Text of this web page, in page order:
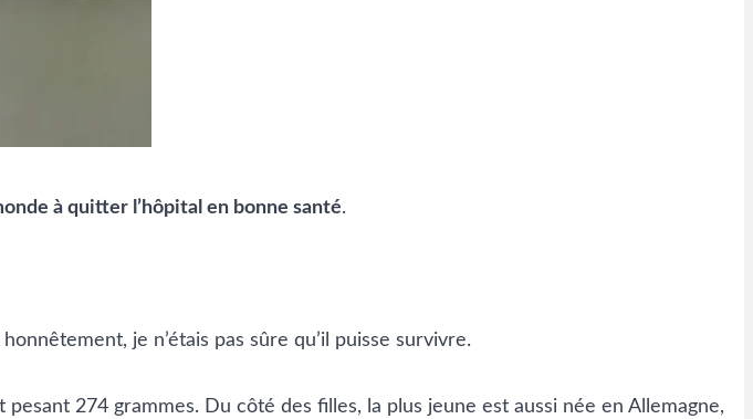
à quitter l’hôpital en bonne santé.
je n’étais pas sûre qu’il puisse survivre.
274 grammes. Du côté des filles, la plus jeune est aussi née en Allemagne,